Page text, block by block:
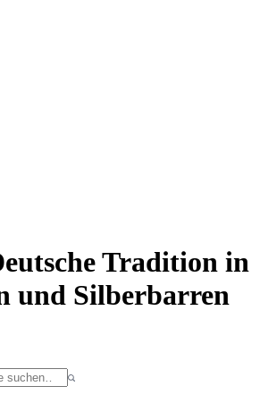
Tradition in
und Silberbarren